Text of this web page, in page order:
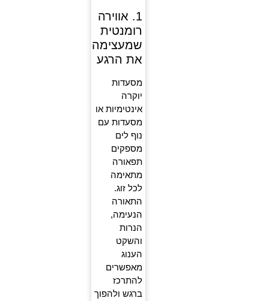
1. אווירה
רומנטית
שמעצימה
את הרגע
מסעדות
יוקרה
אינטימיות או
מסעדות עם
נוף לים
מספקים
תפאורה
מתאימה
לכל זוג.
התאורה
הנעימה,
הנרות
והשקט
הענוג
מאפשרים
להתרכז
ברגש ולהפוך